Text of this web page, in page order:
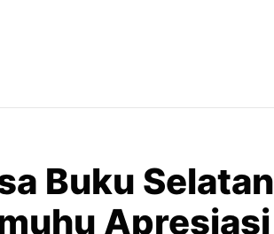
Buku Selatan
Apresiasi